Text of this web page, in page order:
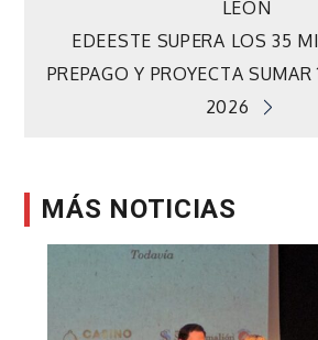
de
entradas
LEÓN
EDEESTE SUPERA LOS 35
PREPAGO Y PROYECTA
2026
MÁS NOTICIAS